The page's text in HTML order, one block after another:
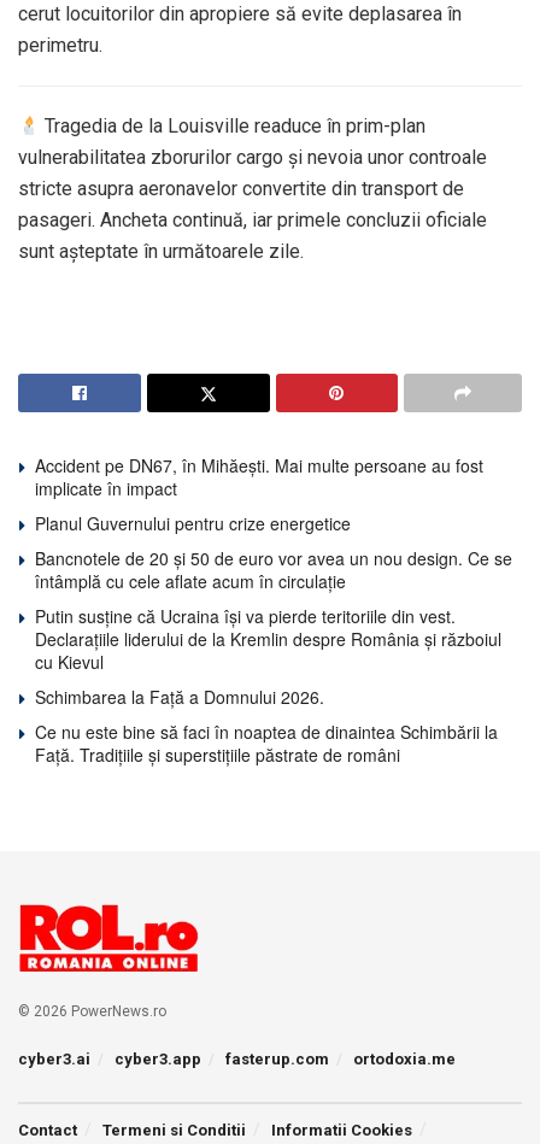
cerut locuitorilor din apropiere să evite deplasarea în
perimetru.
Tragedia de la Louisville readuce în prim-plan
vulnerabilitatea zborurilor cargo și nevoia unor controale
stricte asupra aeronavelor convertite din transport de
pasageri. Ancheta continuă, iar primele concluzii oficiale
sunt așteptate în următoarele zile.
Accident pe DN67, în Mihăești. Mai multe persoane au fost
implicate în impact
Planul Guvernului pentru crize energetice
Bancnotele de 20 și 50 de euro vor avea un nou design. Ce se
întâmplă cu cele aflate acum în circulație
Putin susține că Ucraina își va pierde teritoriile din vest.
Declarațiile liderului de la Kremlin despre România și războiul
cu Kievul
Schimbarea la Față a Domnului 2026.
Ce nu este bine să faci în noaptea de dinaintea Schimbării la
Față. Tradițiile și superstițiile păstrate de români
© 2026 PowerNews.ro
cyber3.ai cyber3.app fasterup.com ortodoxia.me
Contact Termeni si Conditii Informatii Cookies